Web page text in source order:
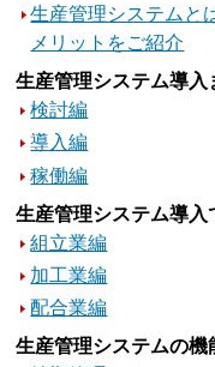
生産管理システムと
メリットをご紹介
生産管理システム導入
検討編
導入編
稼働編
生産管理システム導入
組立業編
加工業編
配合業編
生産管理システムの機